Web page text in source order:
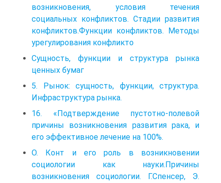
возникновения, условия течения
социальных конфликтов. Стадии развития
конфликтов.Функции конфликтов. Методы
урегулирования конфликто
Сущность, функции и структура рынка
ценных бумаг
5. Рынок: сущность, функции, структура.
Инфраструктура рынка.
16. «Подтверждение пустотно-полевой
причины возникновения развития рака, и
его эффективное лечение на 100%.
О. Конт и его роль в возникновении
социологии как науки.Причины
возникновения социологии. Г.Спенсер, Э.